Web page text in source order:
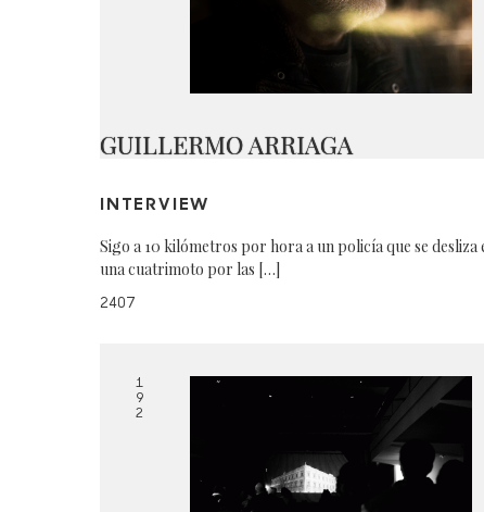
GUILLERMO ARRIAGA
INTERVIEW
Sigo a 10 kilómetros por hora a un policía que se desliza
una cuatrimoto por las […]
2407
1
9
2